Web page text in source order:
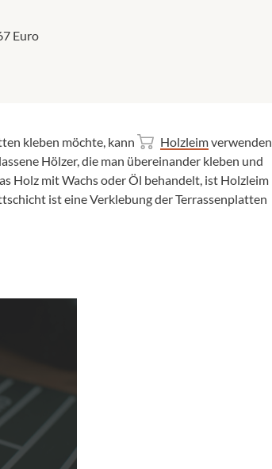
Euro
kleben möchte, kann Holzleimverwenden.
Hölzer, die man übereinander kleben und
Holz mit Wachs oder Öl behandelt, ist Holzleim
ist eine Verklebung der Terrassenplatten